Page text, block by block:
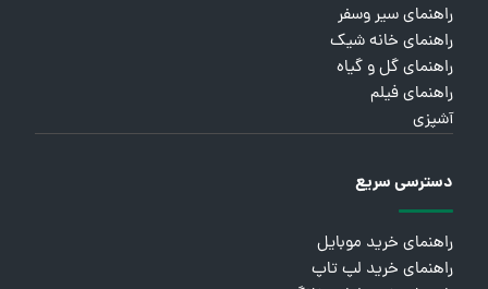
راهنمای سیر وسفر
راهنمای خانه شیک
راهنمای گل و گیاه
راهنمای فیلم
آشپزی
دسترسی سریع
راهنمای خرید موبایل
راهنمای خرید لپ تاپ